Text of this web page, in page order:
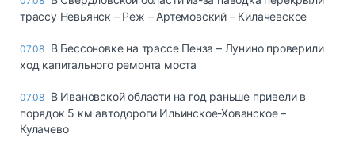
трассу Невьянск – Реж – Артемовский – Килачевское
07.08 В Бессоновке на трассе Пенза – Лунино проверили
ход капитального ремонта моста
07.08 В Ивановской области на год раньше привели в
порядок 5 км автодороги Ильинское-Хованское –
Кулачево